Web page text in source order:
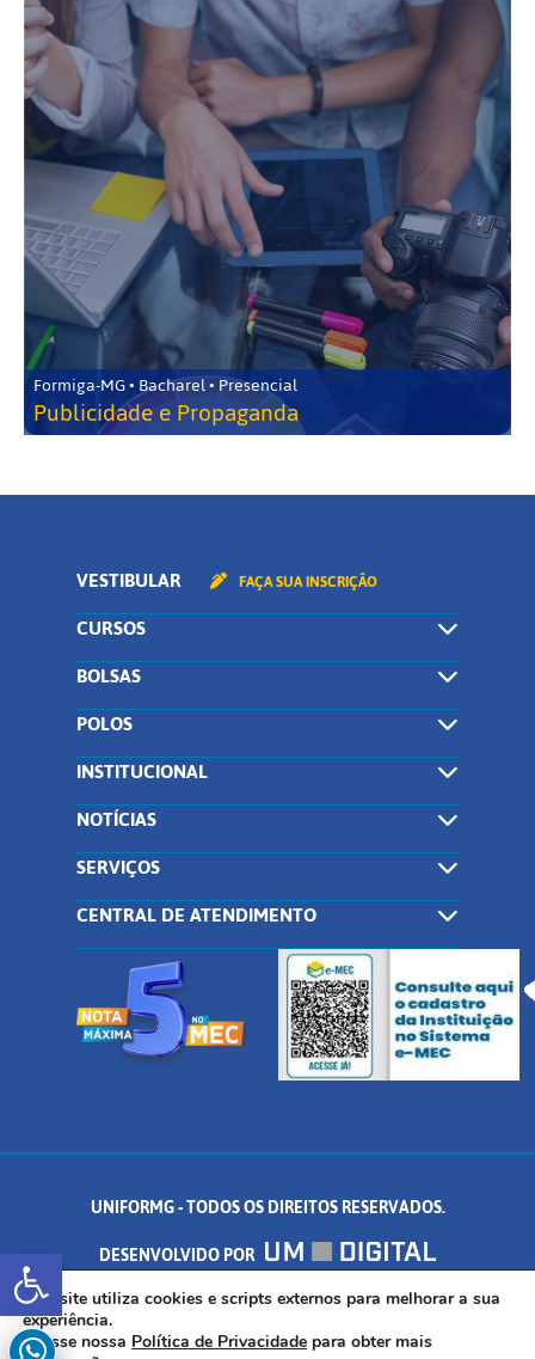
Abrir a barra de ferramentas
Formiga-MG • Bacharel • Presencial
Publicidade e Propaganda
VESTIBULAR FAÇA SUA INSCRIÇÃO
CURSOS
BOLSAS
POLOS
INSTITUCIONAL
NOTÍCIAS
SERVIÇOS
CENTRAL DE ATENDIMENTO
UNIFORMG - TODOS OS DIREITOS RESERVADOS.
DESENVOLVIDO POR
AV. DR. ARNALDO DE SENNA, 328 - PALMEIRAS, FORMIGA/MG - CEP:
35.574.530
Este site utiliza cookies e scripts externos para melhorar a sua
experiência.
Acesse nossa Política de Privacidade para obter mais